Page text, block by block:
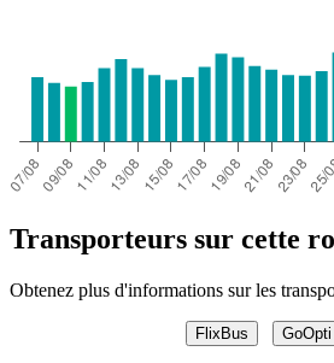
Transporteurs sur cette
Obtenez plus d'informations sur les
FlixBus GoOpti